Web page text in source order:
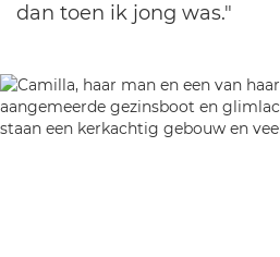
dan toen ik jong was."